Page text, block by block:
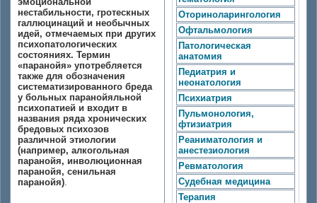
нестабильности, гротескных
галлюцинаций и необычных
идей, отмечаемых при других
психопатологических
состояниях. Термин
«паранойя» употребляется
также для обозначения
систематизированного бреда
у больных паранойяльной
психопатией и входит в
названия ряда хронических
бредовых психозов
различной этиологии
(например, алкогольная
паранойя, инволюционная
паранойя, сенильная
паранойя).
Оториноларингология
Офтальмология
Патологическая
анатомия
Педиатрия и
неонатология
Психиатрия
Пульмонология,
фтизиатрия
Реаниматология и
анестезиология
Ревматология
Судебная медицина
Терапия